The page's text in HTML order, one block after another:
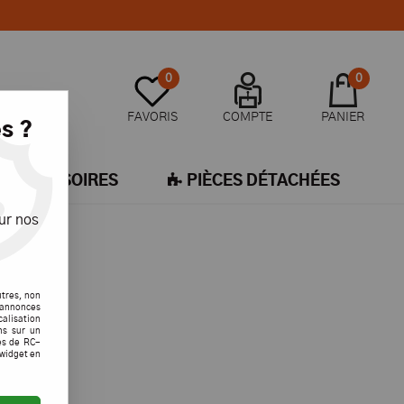
0
FAVORIS COMPTE
0
PANIER
ACCESSOIRES PIÈCES DÉTACHÉES
?
nos
non
sur un
de RC-
en